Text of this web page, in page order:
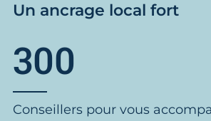
Un ancrage local fort
300
Conseillers pour vous